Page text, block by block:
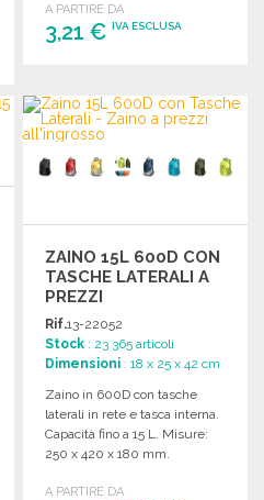
A PARTIRE DA
3,21 €IVA ESCLUSA
Richiedi un preventivo
ZAINO 15L 600D CON
TASCHE LATERALI A
PREZZI
ALL'INGROSSO
Rif.13-22052
Stock : 23 365 articoli
Dimensioni : 18 x 25 x 42 cm
Zaino in 600D con tasche
laterali in rete e tasca interna.
Capacità fino a 15 L. Misure:
250 x 420 x 180 mm.
A PARTIRE DA